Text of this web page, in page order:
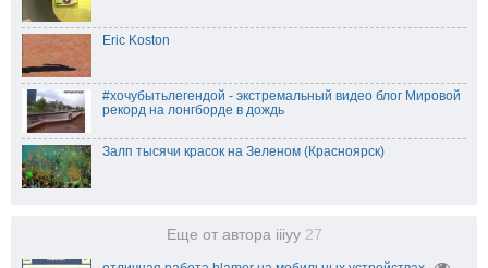
Eric Koston
#хочубытьлегендой - экстремальный видео блог Мировой
рекорд на лонгборде в дождь
Залп тысячи красок на Зеленом (Красноярск)
Еще от автора iiiyy 27